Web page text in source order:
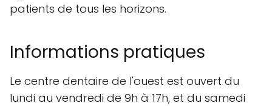
patients de tous les horizons.
Informations pratiques
Le centre dentaire de l'ouest est ouvert du
lundi au vendredi de 9h à 17h, et du samedi